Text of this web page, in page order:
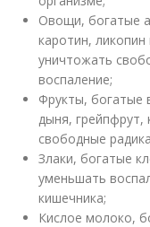
Овощи, богатые
каротин,
уничтожать
воспаление;
Фрукты, богатые
дыня,
свободные
Злаки, богатые
уменьшать
кишечника;
Кислое молоко,